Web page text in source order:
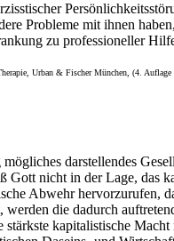
Probleme mit ihnen
zu professioneller
Urban & Fischer München, (4. Auflage
darstellendes
nicht in der Lage, das
Abwehr
die dadurch
kapitalistische